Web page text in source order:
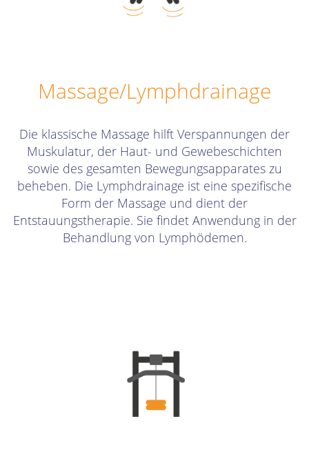
Massage/Lymphdrainage
Die klassische Massage hilft Verspannungen der
Muskulatur, der Haut- und Gewebeschichten
sowie des gesamten Bewegungsapparates zu
beheben. Die Lymphdrainage ist eine spezifische
Form der Massage und dient der
Entstauungstherapie. Sie findet Anwendung in der
Behandlung von Lymphödemen.